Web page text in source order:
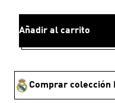
Añadir al carrito
Comprar colección